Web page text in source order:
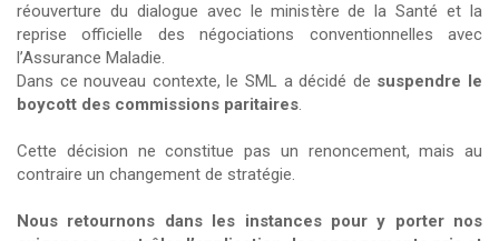
réouverture du dialogue avec le ministère de la Santé et la
reprise officielle des négociations conventionnelles avec
l’Assurance Maladie.
Dans ce nouveau contexte, le SML a décidé de suspendre le
boycott des commissions paritaires.
Cette décision ne constitue pas un renoncement, mais au
contraire un changement de stratégie.
Nous retournons dans les instances pour y porter nos